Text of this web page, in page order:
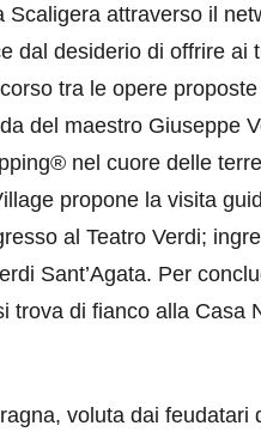
Scaligera attraverso il
dal desiderio di offrire ai
tra le opere
del maestro Giuseppe
nel cuore delle
propone la visita
al Teatro Verdi;
Sant’Agata. Per
trova di fianco alla Casa
voluta dai feudatari